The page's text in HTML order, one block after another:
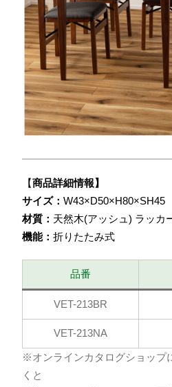
【商品詳細情報】
サイズ： W43×D50×H80×SH45
材質： 天然木(アッシュ) ラッカ
機能： 折りたたみ式
品番
VET-213BR
VET-213NA
※オンラインカタログショップ
くと